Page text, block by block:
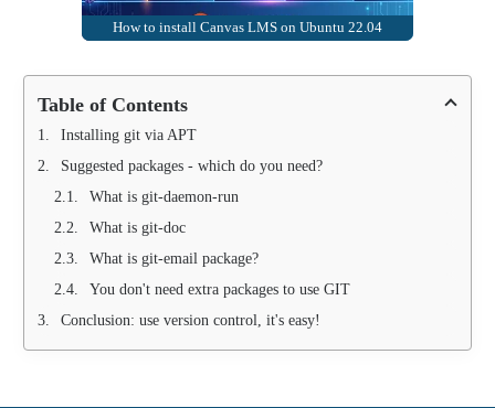
How to install Canvas LMS on Ubuntu 22.04
Table of Contents
Installing git via APT
Suggested packages - which do you need?
What is git-daemon-run
What is git-doc
What is git-email package?
You don't need extra packages to use GIT
Conclusion: use version control, it's easy!